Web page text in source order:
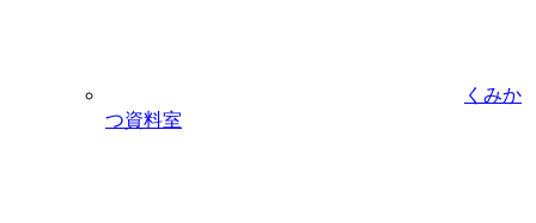
くみか
つ資料室